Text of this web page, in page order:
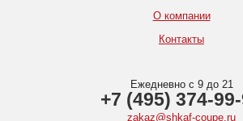
О компании
Контакты
Ежедневно с 9 до 21
+7 (495) 374-
zakaz@shkaf-coupe.ru